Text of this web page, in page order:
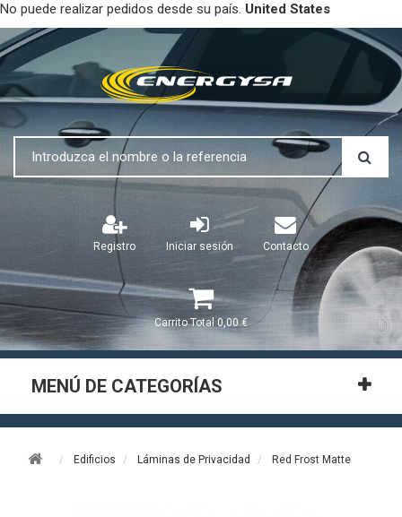
No puede realizar pedidos desde su país. United States
Registro Iniciar sesión Contacto
CarritoTotal 0,00 €
MENÚ DE CATEGORÍAS
Edificios Láminas de Privacidad Red Frost Matte